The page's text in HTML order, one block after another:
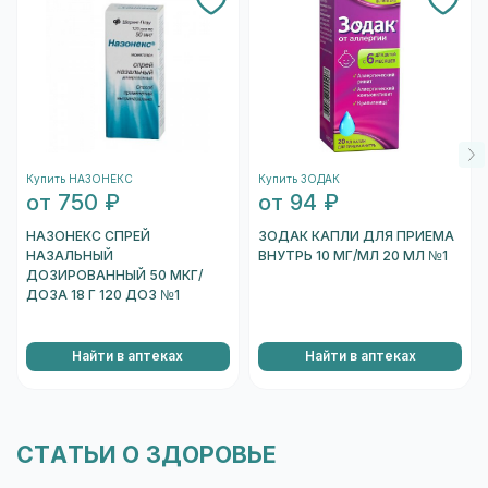
После этого запустится камера вашего
устройства. Необходимо навести на
штрихкод, который находится на одном из
торцов коробки, и отсканировать его.
После того, как сканер распознает штрихкод,
подождите несколько секунд, и вы увидете
информацию о коробке.
Перейти к проверке подлинности
Купить НАЗОНЕКС
от 750 ₽
НАЗОНЕКС СПРЕЙ
НАЗАЛЬНЫЙ
ДОЗИРОВАННЫЙ 50 МКГ/
ДОЗА 18 Г 120 ДОЗ №1
Найти в аптеках
Купить ЗОДАК
от 94 ₽
ЗОДАК КАПЛИ ДЛЯ ПРИЕМА
ВНУТРЬ 10 МГ/МЛ 20 МЛ №1
Найти в аптеках
СТАТЬИ О ЗДОРОВЬЕ